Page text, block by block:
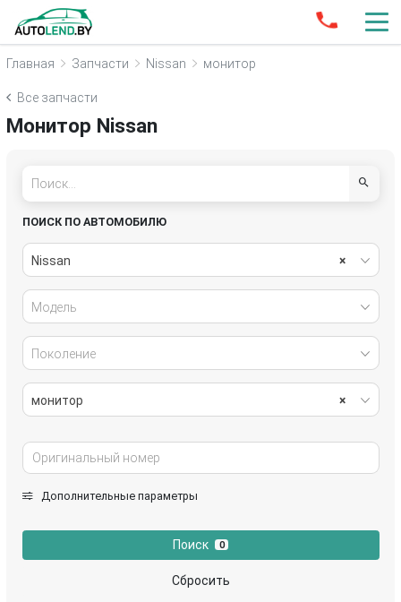
Главная Запчасти Nissan монитор
Все запчасти
Монитор Nissan
ПОИСК ПО АВТОМОБИЛЮ
×
Nissan
Модель
Поколение
×
монитор
Дополнительные параметры
Поиск 0
Сбросить